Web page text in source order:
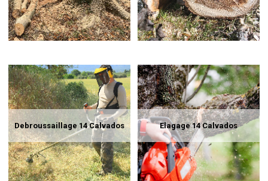
Debroussaillage 14 Calvados Elagage 14 Calvados